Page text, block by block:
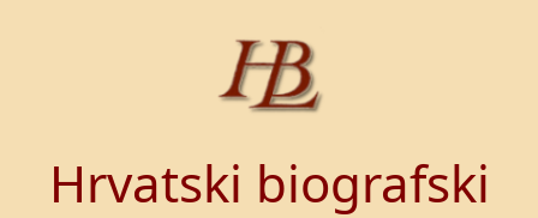
Hrvatski biografski